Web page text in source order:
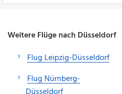
Weitere Flüge nach Düsseldorf
Flug Leipzig-Düsseldorf
Flug Nürnberg-